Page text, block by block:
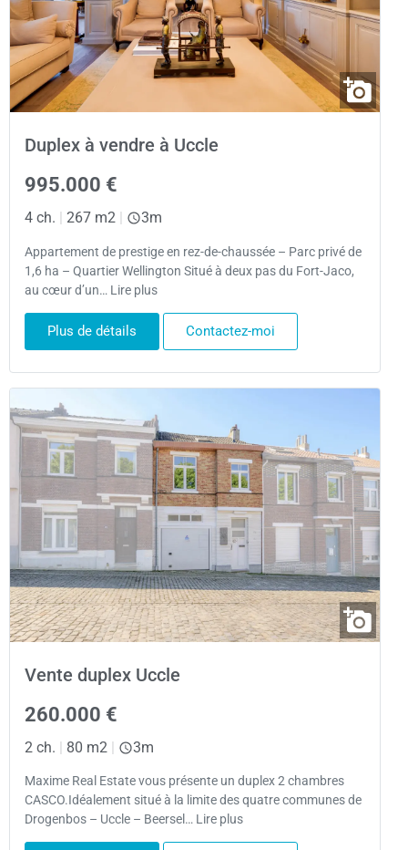
Duplex à vendre à Uccle
995.000 €
4 ch. 267 m2 3m
Appartement de prestige en rez-de-chaussée – Parc privé de
1,6 ha – Quartier Wellington Situé à deux pas du Fort-Jaco,
au cœur d’un… Lire plus
Plus de détails Contactez-moi
Vente duplex Uccle
260.000 €
2 ch. | 80 m2 | 3m
Maxime Real Estate vous présente un duplex 2 chambres
CASCO.Idéalement situé à la limite des quatre communes de
Drogenbos – Uccle – Beersel… Lire plus